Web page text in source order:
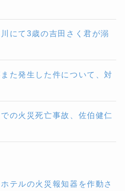
にて3歳の吉田さく君が溺
た発生した件について、対
の火災死亡事故、佐伯健仁
テルの火災報知器を作動さ